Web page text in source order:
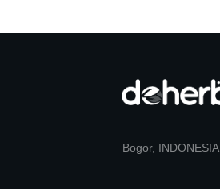
Bogor, INDONESIA